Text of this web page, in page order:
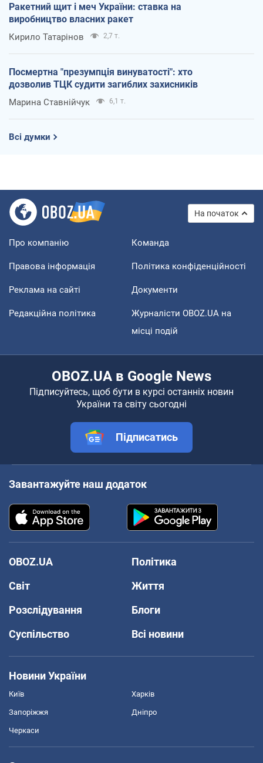
Ракетний щит і меч України: ставка на
виробництво власних ракет
Кирило Татарінов 2,7 т.
Посмертна "презумпція винуватості": хто
дозволив ТЦК судити загиблих захисників
Марина Ставнійчук 6,1 т.
Всі думки
На початок
Про компанію Команда
Правова інформація Політика конфіденційності
Реклама на сайті Документи
Редакційна політика
Журналісти OBOZ.UA на
місці подій
OBOZ.UA в Google News
Підписуйтесь, щоб бути в курсі останніх новин
України та світу сьогодні
Підписатись
Завантажуйте наш додаток
OBOZ.UA
Політика
Світ
Життя
Розслідування
Блоги
Суспільство
Всі новини
Новини України
Київ Харків
Запоріжжя Дніпро
Черкаси